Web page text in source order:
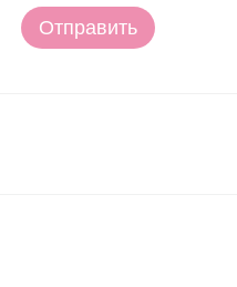
Отправить